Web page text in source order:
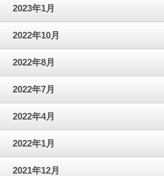
2023年1月
2022年10月
2022年8月
2022年7月
2022年4月
2022年1月
2021年12月